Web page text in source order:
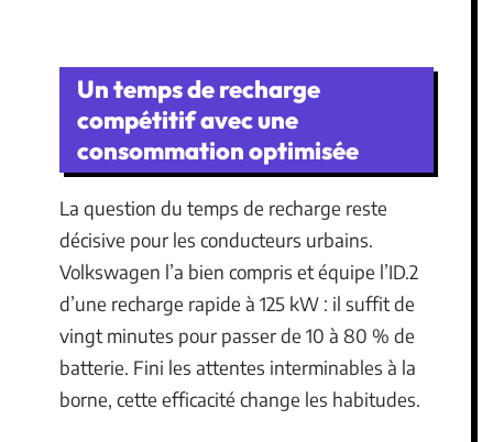
Un temps de recharge
compétitif avec une
consommation optimisée
La question du temps de recharge reste
décisive pour les conducteurs urbains.
Volkswagen l’a bien compris et équipe l’ID.2
d’une recharge rapide à 125 kW : il suffit de
vingt minutes pour passer de 10 à 80 % de
batterie. Fini les attentes interminables à la
borne, cette efficacité change les habitudes.